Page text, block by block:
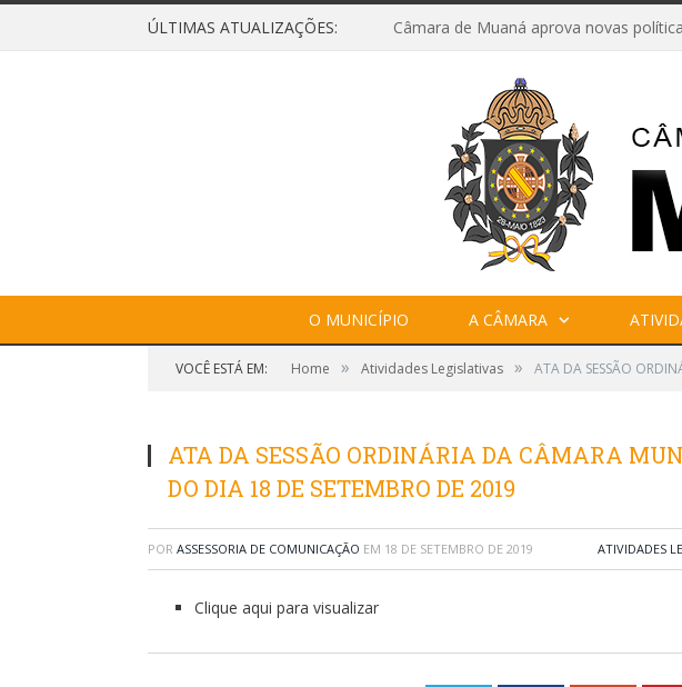
ÚLTIMAS ATUALIZAÇÕES:
O MUNICÍPIO A CÂMARA
VOCÊ ESTÁ EM: Home » Atividades Legislativas » ATA DA SESSÃO
ATA DA SESSÃO ORDINÁRIA DA CÂMARA
DO DIA 18 DE SETEMBRO DE 2019
POR ASSESSORIA DE COMUNICAÇÃO EM 18 DE SETEMBRO DE 2019 ATIVIDADES
Clique aqui para visualizar